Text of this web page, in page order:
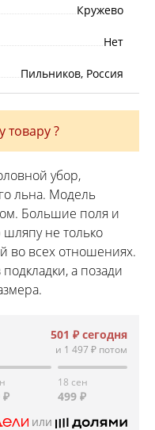
Кружево
Нет
Пильников, Россия
товару ?
убор,
льна. Модель
Большие поля и
шляпу не только
во всех отношениях.
а позади
501 ₽ сегодня
и 1 497 ₽ потом
₽
18 сен
499 ₽
или